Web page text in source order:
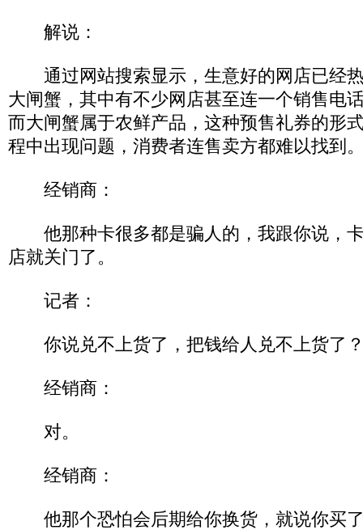
解说：
通过网站搜索显示，生意好的网店已经
大闸蟹，其中有不少网店甚至连一个销售电
而大闸蟹属于农鲜产品，这种预售礼券的形
程中出现问题，消费者连售卖方都难以找到
经销商：
他那种卡很多都是骗人的，我跟你说，
店就关门了。
记者：
你说兑不上货了，把钱给人兑不上货了
经销商：
对。
经销商：
他那个恐怕会后期给你换货，就说你买